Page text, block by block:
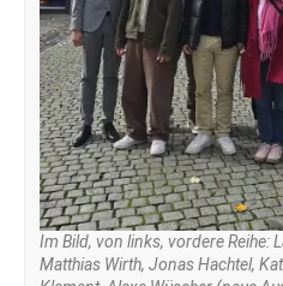
Im Bild, von links, vordere Reihe:
Matthias Wirth, Jonas Hachtel,